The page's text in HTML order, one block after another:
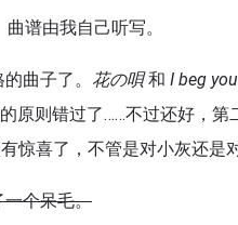
曲谱由我自己听写。
曲子了。 花の唄和 I beg you
原则错过了……不过还好，
惊喜了，不管是对小灰还是
一个呆毛。